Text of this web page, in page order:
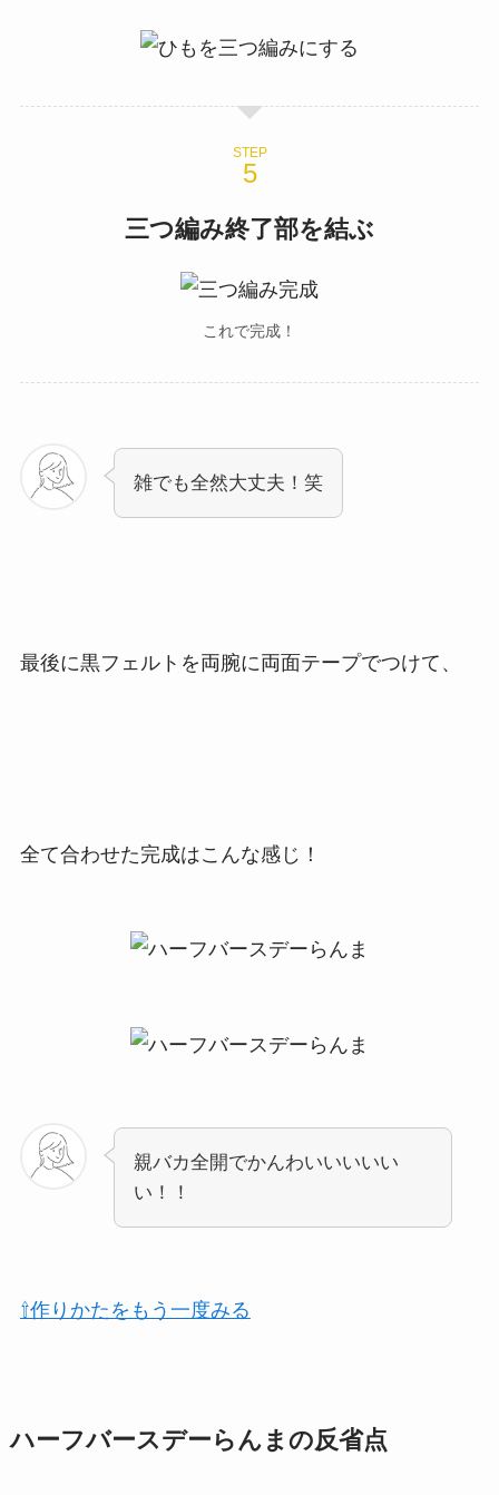
STEP
三つ編み終了部を結ぶ
これで完成！
雑でも全然大丈夫！笑
最後に黒フェルトを両腕に両面テープでつけて、
全て合わせた完成はこんな感じ！
親バカ全開でかんわいいいいい
い！！
⇧作りかたをもう一度みる
ハーフバースデーらんまの反省点